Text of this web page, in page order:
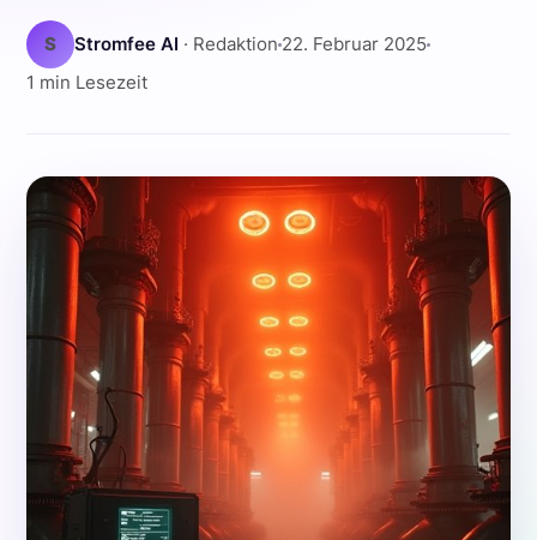
S Stromfee AI · Redaktion 22. Februar 2025
1 min Lesezeit